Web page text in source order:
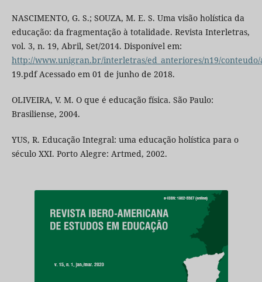
NASCIMENTO, G. S.; SOUZA, M. E. S. Uma visão holística da
educação: da fragmentação à totalidade. Revista Interletras,
vol. 3, n. 19, Abril, Set/2014. Disponível em:
http://www.unigran.br/interletras/ed_anteriores/n19/conteudo/
19.pdf Acessado em 01 de junho de 2018.
OLIVEIRA, V. M. O que é educação física. São Paulo:
Brasiliense, 2004.
YUS, R. Educação Integral: uma educação holística para o
século XXI. Porto Alegre: Artmed, 2002.